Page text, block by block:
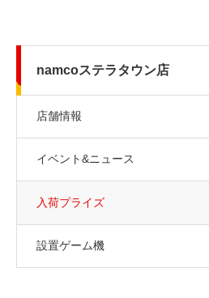
namcoステラタウン店
店舗情報
イベント&ニュース
入荷プライズ
設置ゲーム機